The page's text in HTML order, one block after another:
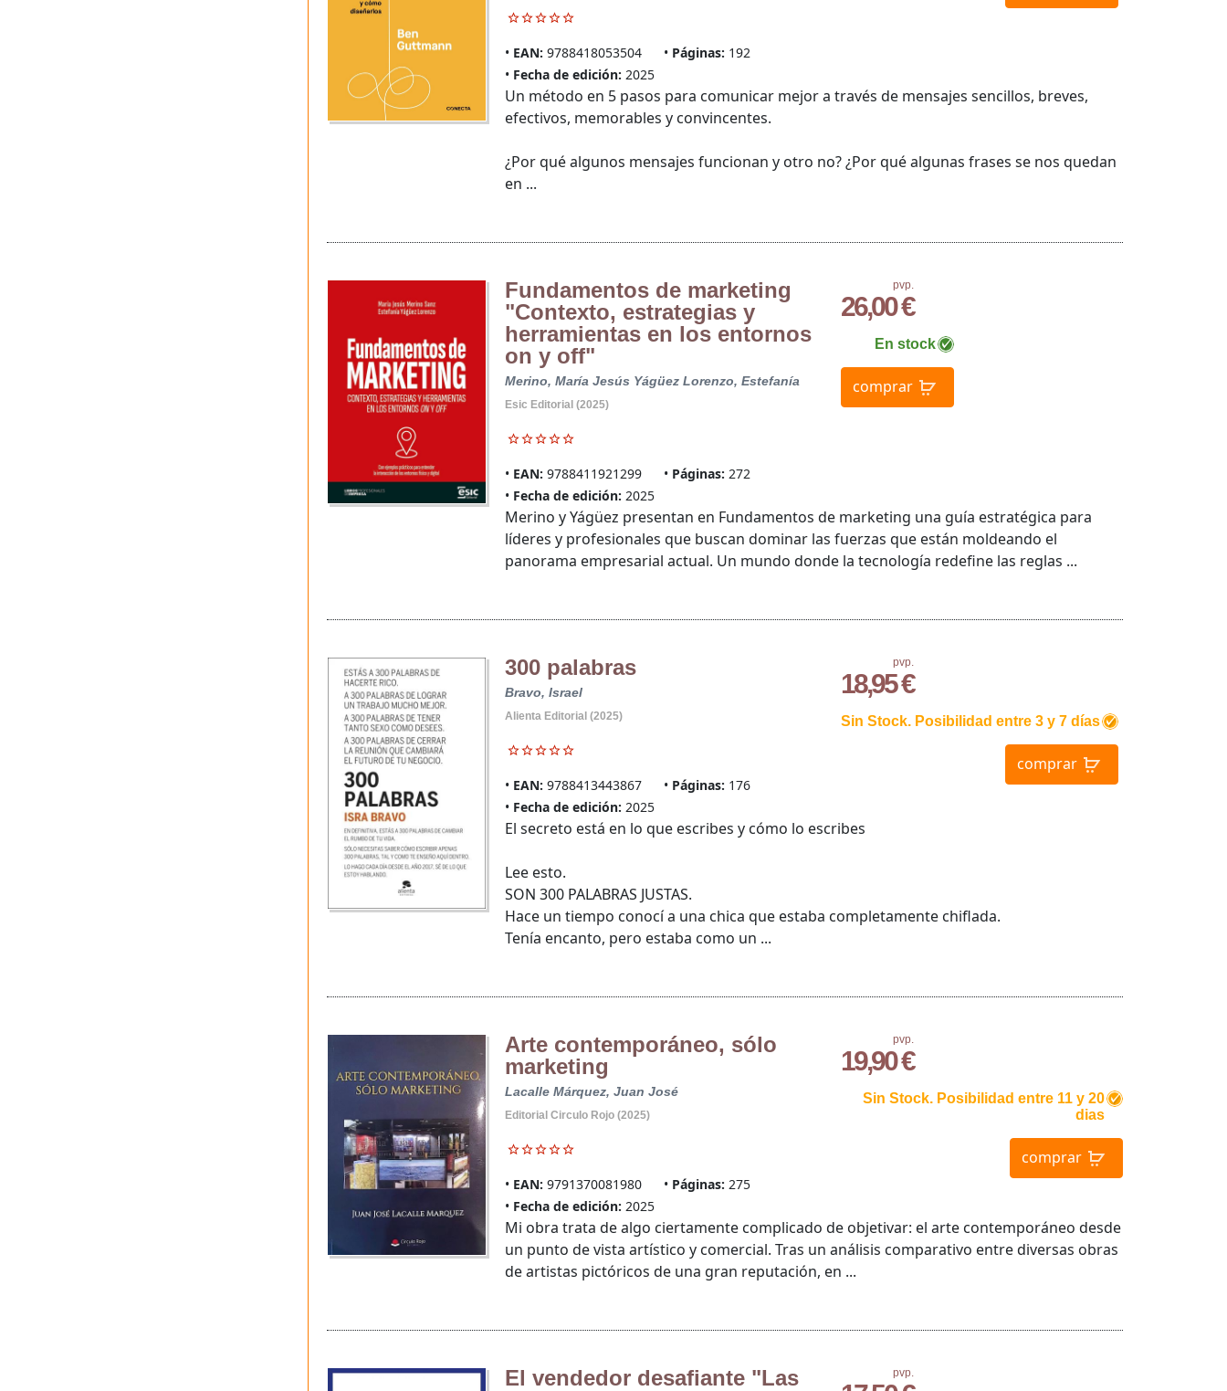
EAN: 9788418053504 Páginas: 192
Fecha de edición: 2025
Un método en 5 pasos para comunicar mejor a través de mensajes sencillos, breves,
efectivos, memorables y convincentes.
¿Por qué algunos mensajes funcionan y otro no? ¿Por qué algunas frases se nos quedan
en ...
Fundamentos de marketing
"Contexto, estrategias y
herramientas en los entornos
on y off"
Merino, María Jesús Yágüez Lorenzo, Estefanía
Esic Editorial (2025)
EAN: 9788411921299 Páginas: 272
Fecha de edición: 2025
pvp.
26,00 €
En stock
comprar
Merino y Yágüez presentan en Fundamentos de marketing una guía estratégica para
líderes y profesionales que buscan dominar las fuerzas que están moldeando el
panorama empresarial actual. Un mundo donde la tecnología redefine las reglas ...
300 palabras
Bravo, Israel
Alienta Editorial (2025)
EAN: 9788413443867 Páginas: 176
Fecha de edición: 2025
pvp.
18,95 €
Sin Stock. Posibilidad entre 3 y 7 días
comprar
El secreto está en lo que escribes y cómo lo escribes
Lee esto.
SON 300 PALABRAS JUSTAS.
Hace un tiempo conocí a una chica que estaba completamente chiflada.
Tenía encanto, pero estaba como un ...
Arte contemporáneo, sólo
marketing
Lacalle Márquez, Juan José
Editorial Circulo Rojo (2025)
EAN: 9791370081980 Páginas: 275
Fecha de edición: 2025
pvp.
19,90 €
Sin Stock. Posibilidad entre 11 y 20
dias
comprar
Mi obra trata de algo ciertamente complicado de objetivar: el arte contemporáneo desde
un punto de vista artístico y comercial. Tras un análisis comparativo entre diversas obras
de artistas pictóricos de una gran reputación, en ...
El vendedor desafiante "Las
pvp.